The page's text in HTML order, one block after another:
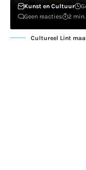
Kunst en Cultuur
Geen reacties
2
Cultureel Lint